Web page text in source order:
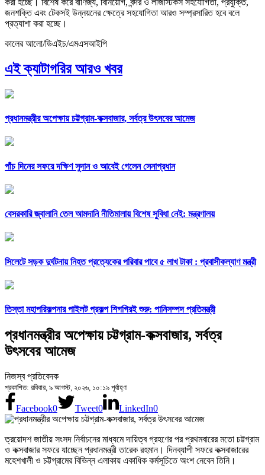
করা হচ্ছে। বিশেষ করে বাণিজ্য, বিনিয়োগ, বন্দর ও লজিস্টিকস সহযোগিতা, প্রযুক্তি,
জনশক্তি এবং টেকসই উন্নয়নের ক্ষেত্রে সহযোগিতা আরও সম্প্রসারিত হবে বলে
প্রত্যাশা করা হচ্ছে।
কালের আলো/ডিএইচ/এমএসআইপি
এই ক্যাটাগরির আরও খবর
প্রধানমন্ত্রীর অপেক্ষায় চট্টগ্রাম-কক্সবাজার, সর্বত্র উৎসবের আমেজ
পাঁচ দিনের সফরে দক্ষিণ সুদান ও আবেই গেলেন সেনাপ্রধান
বেসরকারি জ্বালানি তেল আমদানি নীতিমালায় বিশেষ সুবিধা নেই: মন্ত্রণালয়
সিলেটে সড়ক দুর্ঘটনায় নিহত প্রত্যেকের পরিবার পাবে ৫ লাখ টাকা : প্রবাসীকল্যাণ মন্ত্রী
তিস্তা মহাপরিকল্পনার পাইলট প্রকল্প শিগগিরই শুরু: পানিসম্পদ প্রতিমন্ত্রী
প্রধানমন্ত্রীর অপেক্ষায় চট্টগ্রাম-কক্সবাজার, সর্বত্র
উৎসবের আমেজ
নিজস্ব প্রতিবেদক
প্রকাশিত: রবিবার, ৯ আগস্ট, ২০২৬, ১০:১৯ পূর্বাহ্ণ
Facebook0 Tweet0 LinkedIn0
ত্রয়োদশ জাতীয় সংসদ নির্বাচনের মাধ্যমে দায়িত্ব গ্রহণের পর প্রথমবারের মতো চট্টগ্রাম
ও কক্সবাজার সফরে যাচ্ছেন প্রধানমন্ত্রী তারেক রহমান। দিনব্যাপী সফরে কক্সবাজারের
মহেশখালী ও চট্টগ্রামের বিভিন্ন এলাকায় একাধিক কর্মসূচিতে অংশ নেবেন তিনি।